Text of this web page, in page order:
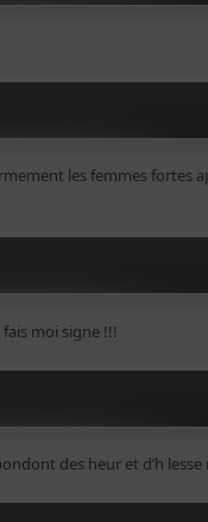
les femmes fortes
moi signe !!!
des heur et d’h